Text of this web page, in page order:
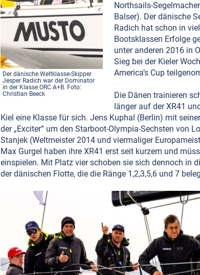
Der dänische Weltklasse-Skipper
Jesper Radich war der Dominator
in der Klasse ORC A+B. Foto:
Christian Beeck
Northsails-Segelmacher
Balser). Der dänische
Radich hat schon in
Bootsklassen Erfolge
unter anderen 2016 in
Sieg bei der Kieler
America’s Cup
Die Dänen trainieren
länger auf der XR41
Kiel eine Klasse für sich. Jens Kuphal (Berlin) mit
der „Exciter“ um den Starboot-Olympia-Sechsten von
Stanjek (Weltmeister 2014 und viermaliger
Max Gurgel haben ihre XR41 erst seit kurzem und
einspielen. Mit Platz vier schoben sie sich dennoch in
der dänischen Flotte, die die Ränge 1,2,3,5,6 und 7